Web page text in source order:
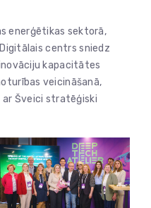
enerģētikas sektorā,
centrs sniedz
kapacitātes
veicināšanā,
ar Šveici stratēģiski